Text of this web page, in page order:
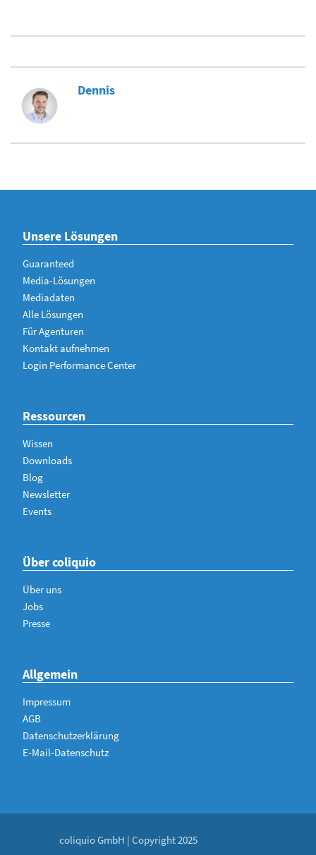
Dennis
Unsere Lösungen
Guaranteed
Media-Lösungen
Mediadaten
Alle Lösungen
Für Agenturen
Kontakt aufnehmen
Login Performance Center
Ressourcen
Wissen
Downloads
Blog
Newsletter
Events
Über coliquio
Über uns
Jobs
Presse
Allgemein
Impressum
AGB
Datenschutzerklärung
E-Mail-Datenschutz
coliquio GmbH | Copyright 2025